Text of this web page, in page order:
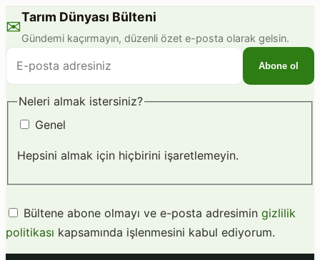
✉Tarım Dünyası Bülteni
Gündemi kaçırmayın, düzenli özet e-posta olarak gelsin.
E-
posta
adresiniz
Abone ol
Neleri almak istersiniz?
Genel
Hepsini almak için hiçbirini işaretlemeyin.
Bültene abone olmayı ve e-posta adresimin gizlilik
politikası kapsamında işlenmesini kabul ediyorum.